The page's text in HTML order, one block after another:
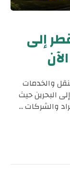
إلى
والخدمات
البحرين حيث
والشركات ...